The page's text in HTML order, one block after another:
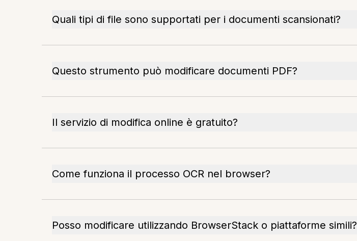
Quali tipi di file sono supportati per i documenti scansionati?
Questo strumento può modificare documenti PDF?
Il servizio di modifica online è gratuito?
Come funziona il processo OCR nel browser?
Posso modificare utilizzando BrowserStack o piattaforme simili?